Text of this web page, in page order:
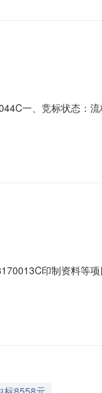
一、竞标状态：
11-0215:09:23报价
印制资料等
京时间）：2023-